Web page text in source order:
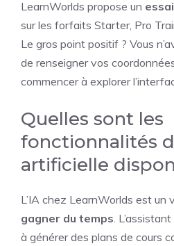
LearnWorlds propose un
sur les forfaits Starter, Pro
Le gros point positif ? Vous
de renseigner vos
commencer à explorer
Quelles sont les
fonctionnalités
artificielle
L’IA chez LearnWorlds est un
gagner du temps .
à générer des plans de cours